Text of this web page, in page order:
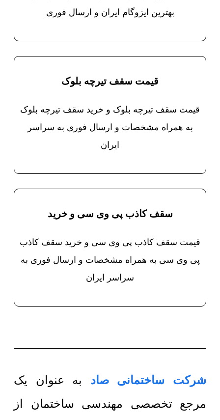
بهترین ایزوگام ایران و ارسال فوری
قیمت سقف تیرچه بلوک
قیمت سقف تیرچه بلوک و خرید سقف تیرچه بلوک
به همراه مشخصات و ارسال فوری به سراسر
ایران
سقف کاذب پی وی سی و خرید
قیمت سقف کاذب پی وی سی و خرید سقف کاذب
پی وی سی به همراه مشخصات و ارسال فوری به
سراسر ایران
شرکت ساختمانی صاد به عنوان یک
مرجع تخصصی مهندسی ساختمان از